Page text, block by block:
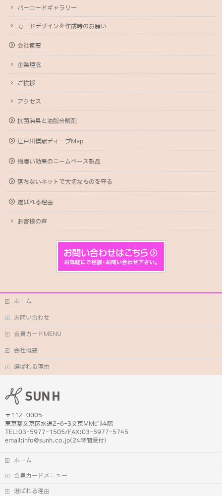
バーコードギャラリー
カードデザインを作成時のお願い
会社概要
企業理念
ご挨拶
アクセス
抗菌消臭と油脂分解剤
江戸川橋駅ディープMap
物凄い効果のニームベース製品
落ちないネットで大切なものを守る
選ばれる理由
お客様の声
ホーム
お問い合わせ
会員カードMENU
会社概要
選ばれる理由
〒112-0005
東京都文京区水道2-6-3文京MMﾋﾞﾙ4階
TEL:03-5977-1505/FAX:03-5977-5745
email:info@sunh.co.jp(24時間受付)
ホーム
会員カードメニュー
選ばれる理由